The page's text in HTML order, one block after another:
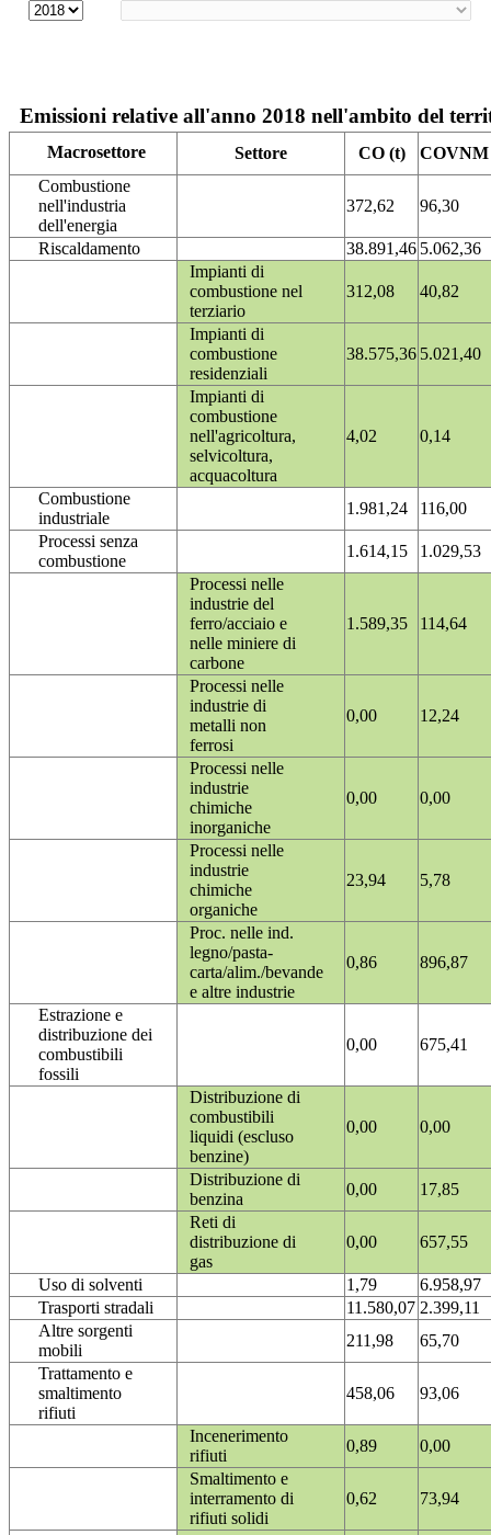
Emissioni relative all'anno 2018 nell'ambito del
Macrosettore Settore CO (t)
COVNM
Combustione
nell'industria
dell'energia
372,62 96,30
Riscaldamento 38.891,46 5.062,36
Impianti di
combustione nel
terziario
312,08 40,82
Impianti di
combustione
residenziali
38.575,36 5.021,40
Impianti di
combustione
nell'agricoltura,
selvicoltura,
acquacoltura
4,02 0,14
Combustione
industriale
1.981,24
116,00
Processi senza
combustione
1.614,15
1.029,53
Processi nelle
industrie del
ferro/acciaio e
nelle miniere di
carbone
1.589,35 114,64
Processi nelle
industrie di
metalli non
ferrosi
0,00 12,24
Processi nelle
industrie
chimiche
inorganiche
0,00 0,00
Processi nelle
industrie
chimiche
organiche
23,94 5,78
Proc. nelle ind.
legno/pasta-
carta/alim./bevande
e altre industrie
0,86 896,87
Estrazione e
distribuzione dei
combustibili
fossili
0,00 675,41
Distribuzione di
combustibili
liquidi (escluso
benzine)
0,00 0,00
Distribuzione di
benzina
0,00
17,85
Reti di
distribuzione di
gas
0,00 657,55
Uso di solventi 1,79
6.958,97
Trasporti stradali
11.580,07 2.399,11
Altre sorgenti
mobili
211,98
65,70
Trattamento e
smaltimento
rifiuti
458,06 93,06
Incenerimento
rifiuti
0,89
0,00
Smaltimento e
interramento di
rifiuti solidi
0,62 73,94